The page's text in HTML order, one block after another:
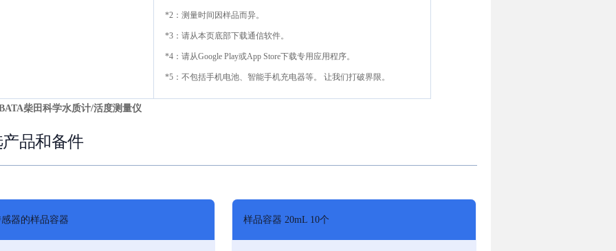
*2：测量时间因样品而异。
*3：请从本页底部下载通信软件。
*4：请从Google Play或App Store下载专用应用程序。
*5：不包括手机电池、智能手机充电器等。 让我们打破界限。
柴田科学水质计/活度测量仪
品和备件
器的样品容器 样品容器 20mL 10个